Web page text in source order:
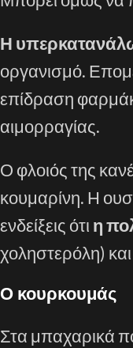
Η
οργανισμό.
επίδραση
αιμορραγίας.
Ο φλοιός της
κουμαρίνη. Η
ενδείξεις ότι η
χοληστερόλη)
Ο κουρκουμάς
Στα μπαχαρικά